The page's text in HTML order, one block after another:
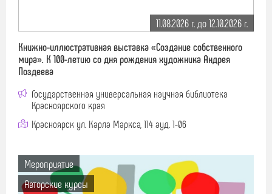
11.08.2026 г. до 12.10.2026 г.
Книжно-иллюстративная выставка «Создание собственного
мира». К 100-летию со дня рождения художника Андрея
Поздеева
Государственная универсальная научная библиотека
Красноярского края
Красноярск ул. Карла Маркса, 114 ауд. 1-06
Мероприятие
Авторские курсы